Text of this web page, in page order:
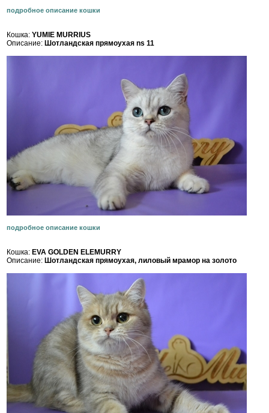
подробное описание кошки
Кошка: YUMIE MURRIUS
Описание: Шотландская прямоухая ns 11
подробное описание кошки
Кошка: EVA GOLDEN ELEMURRY
Описание: Шотландская прямоухая, лиловый мрамор на золото